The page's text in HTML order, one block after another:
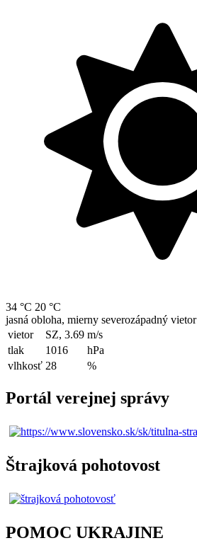
34 °C 20 °C
jasná obloha, mierny severozápadný vietor
vietor
SZ, 3.69 m/s
tlak
1016
hPa
vlhkosť 28 %
Portál verejnej správy
Štrajková pohotovost
POMOC UKRAJINE